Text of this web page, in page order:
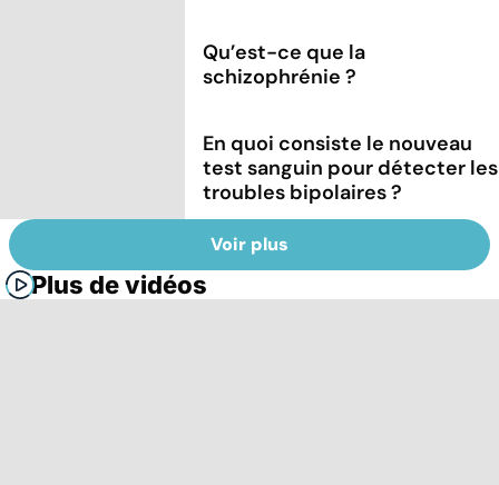
Qu’est-ce que la
schizophrénie ?
En quoi consiste le nouveau
test sanguin pour détecter les
troubles bipolaires ?
Voir plus
Plus de vidéos